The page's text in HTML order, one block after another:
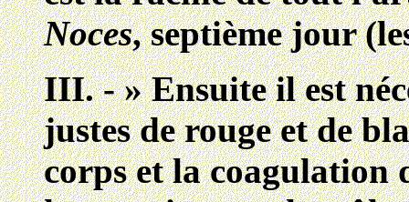
Noces, septième jour
III. - » Ensuite il est
justes de rouge et de
corps et la coagulation